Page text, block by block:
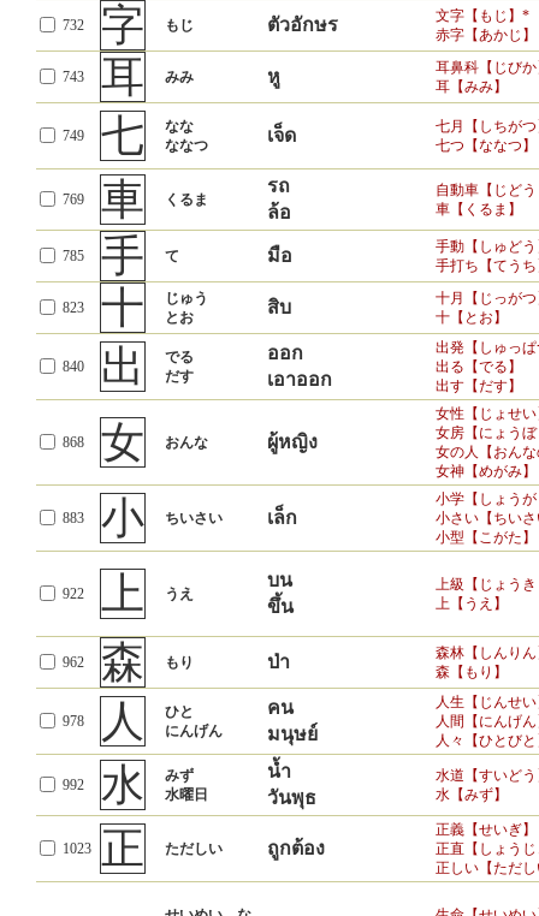
732 字 もじ ตัวอักษร
文字【もじ】*
赤字【あかじ】
743 耳 みみ หู
耳鼻科【じび
耳【みみ】
749 七
なな
ななつ
เจ็ด
七月【しちが
七つ【ななつ】
769 車 くるま
รถ
ล้อ
自動車【じど
車【くるま】
785 手 て มือ
手動【しゅど
手打ち【てう
823 十
じゅう
とお
สิบ
十月【じっが
十【とお】
840 出
でる
だす
ออก
เอาออก
出発【しゅっ
出る【でる】
出す【だす】
868 女 おんな ผู้หญิง
女性【じょせ
女房【にょう
女の人【おん
女神【めがみ】
883 小 ちいさい เล็ก
小学【しょう
小さい【ちい
小型【こがた】
922 上 うえ
บน
ขึ้น
上級【じょう
上【うえ】
962 森 もり ป่า
森林【しんり
森【もり】
978 人
ひと
にんげん
คน
มนุษย์
人生【じんせ
人間【にんげ
人々【ひとび
992 水
みず
水曜日
น้ำ
วันพุธ
水道【すいど
水【みず】
1023 正 ただしい ถูกต้อง
正義【せいぎ】
正直【しょう
正しい【ただ
ID 漢字 義（日） 義（タイ） 用例